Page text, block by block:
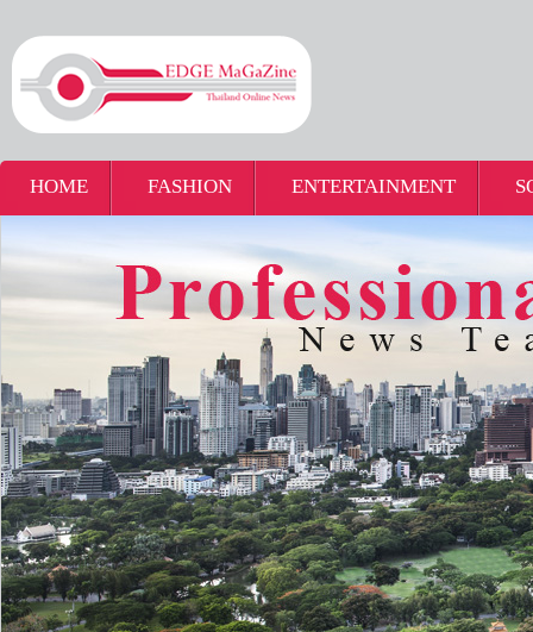
HOME FASHION ENTERTAINMENT